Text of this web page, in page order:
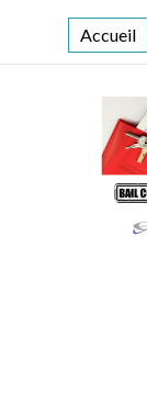
Accueil